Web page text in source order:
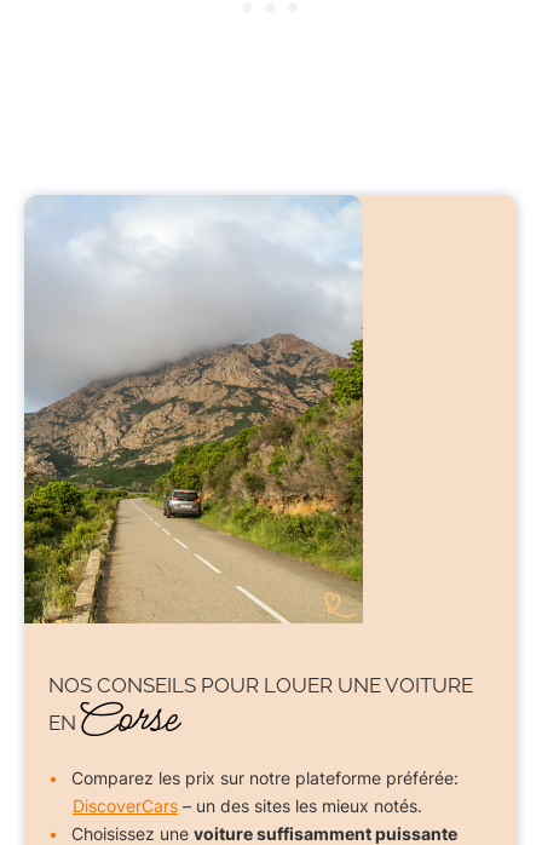
NOS CONSEILS POUR LOUER UNE VOITURE
EN Corse
Comparez les prix sur notre plateforme préférée:
DiscoverCars – un des sites les mieux notés.
Choisissez une voiture suffisamment puissante